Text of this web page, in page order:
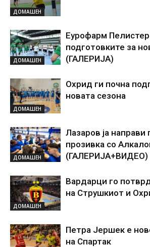
ДОМАШЕН
ДОМАШЕН
Еурофарм
подготовките за
(ГАЛЕРИЈА)
ДОМАШЕН
Охрид ги почна
новата сезона
ДОМАШЕН
Лазаров ја направи
прозивка со
(ГАЛЕРИЈА+ВИДЕО)
ДОМАШЕН
Вардарци го
на Струшкиот и
Петра Јершек е
на Спартак